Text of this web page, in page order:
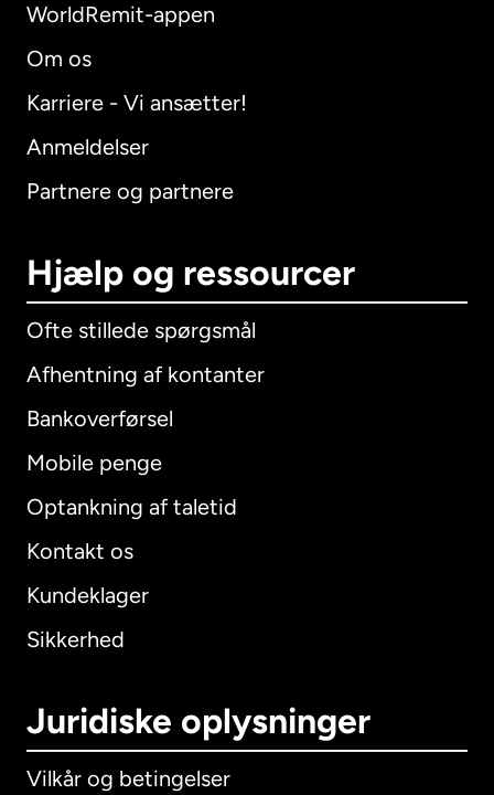
WorldRemit-appen
Om os
Karriere - Vi ansætter!
Anmeldelser
Partnere og partnere
Hjælp og ressourcer
Ofte stillede spørgsmål
Afhentning af kontanter
Bankoverførsel
Mobile penge
Optankning af taletid
Kontakt os
Kundeklager
Sikkerhed
Juridiske oplysninger
Vilkår og betingelser